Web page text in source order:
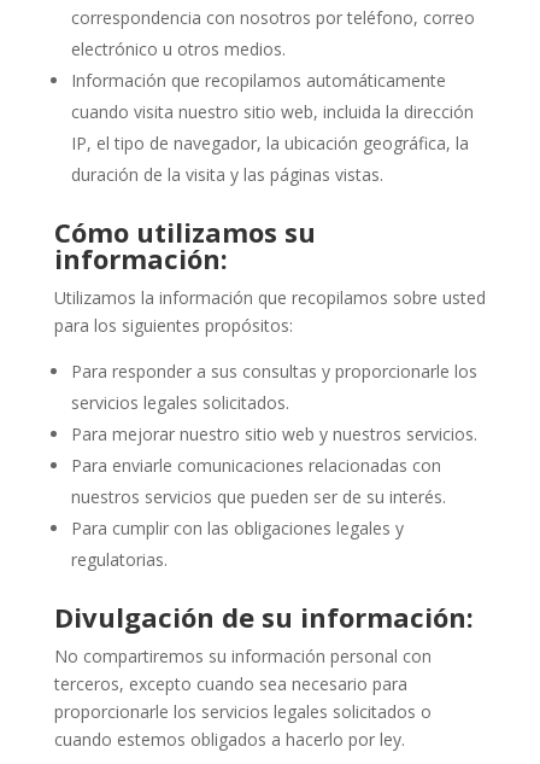
correspondencia con nosotros por teléfono, correo
electrónico u otros medios.
Información que recopilamos automáticamente
cuando visita nuestro sitio web, incluida la dirección
IP, el tipo de navegador, la ubicación geográfica, la
duración de la visita y las páginas vistas.
Cómo utilizamos su
información:
Utilizamos la información que recopilamos sobre usted
para los siguientes propósitos:
Para responder a sus consultas y proporcionarle los
servicios legales solicitados.
Para mejorar nuestro sitio web y nuestros servicios.
Para enviarle comunicaciones relacionadas con
nuestros servicios que pueden ser de su interés.
Para cumplir con las obligaciones legales y
regulatorias.
Divulgación de su información:
No compartiremos su información personal con
terceros, excepto cuando sea necesario para
proporcionarle los servicios legales solicitados o
cuando estemos obligados a hacerlo por ley.